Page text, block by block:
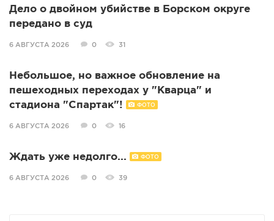
Дело о двойном убийстве в Борском округе
передано в суд
6 АВГУСТА 2026 0 31
Небольшое, но важное обновление на
пешеходных переходах у "Кварца" и
стадиона "Спартак"!
ФОТО
6 АВГУСТА 2026 0 16
Ждать уже недолго... ФОТО
6 АВГУСТА 2026 0 39